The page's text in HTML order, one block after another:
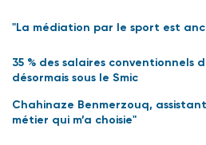
"La médiation par le sport est
35 % des salaires conventionnels
désormais sous le Smic
Chahinaze Benmerzouq,
métier qui m’a choisie"